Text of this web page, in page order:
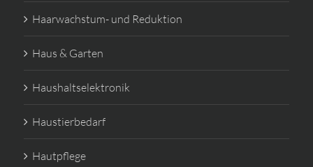
Haarwachstum- und Reduktion
Haus & Garten
Haushaltselektronik
Haustierbedarf
Hautpflege